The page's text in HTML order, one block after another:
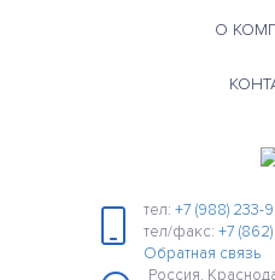
О
тел: +7 (988) 233-
тел/факс: +7
Обратная связь
Россия,